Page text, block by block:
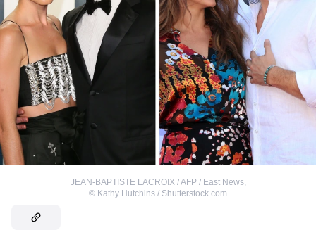
JEAN-BAPTISTE LACROIX / AFP / East News,
© Kathy Hutchins / Shutterstock.com